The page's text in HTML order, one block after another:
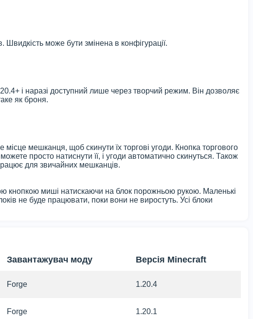
може бути змінена в конфігурації.
і наразі доступний лише через творчий режим. Він дозволяє
як броня.
мешканця, щоб скинути їх торгові угоди. Кнопка торгового
просто натиснути її, і угоди автоматично скинуться. Також
для звичайних мешканців.
кнопкою миші натискаючи на блок порожньою рукою. Маленькі
не буде працювати, поки вони не виростуть. Усі блоки
Завантажувач моду Версія Minecraft
Forge 1.20.4
Forge 1.20.1